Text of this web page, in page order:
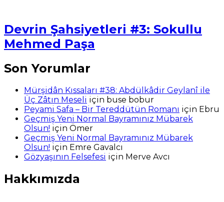
Devrin Şahsiyetleri #3: Sokullu
Mehmed Paşa
Son Yorumlar
Mürşidân Kıssaları #38: Abdülkâdir Geylanî ile
Üç Zâtın Meseli için buse bobur
Peyami Safa – Bir Tereddütün Romanı için Ebru
Geçmiş Yeni Normal Bayramınız Mübarek
Olsun! için Ömer
Geçmiş Yeni Normal Bayramınız Mübarek
Olsun! için Emre Gavalcı
Gözyaşının Felsefesi için Merve Avcı
Hakkımızda